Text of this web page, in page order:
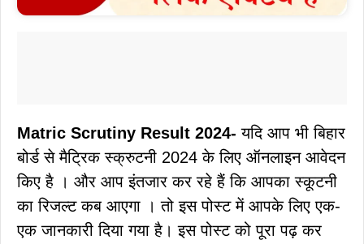
Matric Scrutiny Result 2024-यदि आप भी बिहार
बोर्ड से मैट्रिक स्क्रुटनी 2024 के लिए ऑनलाइन आवेदन
किए है । और आप इंतजार कर रहे हैं कि आपका स्कूटनी
का रिजल्ट कब आएगा । तो इस पोस्ट में आपके लिए एक-
एक जानकारी दिया गया है। इस पोस्ट को पूरा पढ़ कर